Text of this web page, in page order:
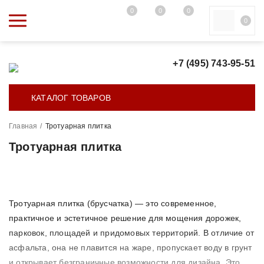
0 0
0
0
+7 (495) 743-95-51
КАТАЛОГ ТОВАРОВ
Главная / Тротуарная плитка
Тротуарная плитка
Тротуарная плитка (брусчатка) — это современное,
практичное и эстетичное решение для мощения дорожек,
парковок, площадей и придомовых территорий. В отличие от
асфальта, она не плавится на жаре, пропускает воду в грунт